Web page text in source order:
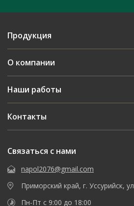
Продукция
О компании
Наши работы
Контакты
Связаться с нами
napol2076@gmail.com
Приморский край, г. Уссурийск,
Пн-Пт с 9:00 до 18:00